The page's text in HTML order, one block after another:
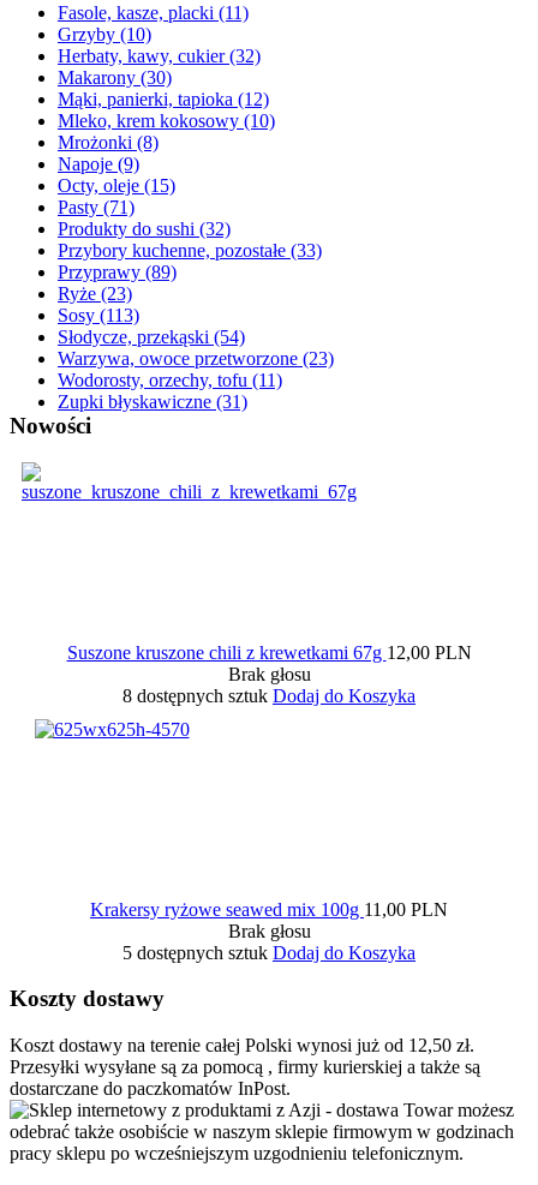
Fasole, kasze, placki (11)
Grzyby (10)
Herbaty, kawy, cukier(32)
Makarony (30)
Mąki, panierki, tapioka (12)
Mleko, krem kokosowy (10)
Mrożonki (8)
Napoje (9)
Octy, oleje (15)
Pasty (71)
Produkty do sushi (32)
Przybory kuchenne, pozostałe (33)
Przyprawy (89)
Ryże (23)
Sosy (113)
Słodycze, przekąski (54)
Warzywa, owoce przetworzone (23)
Wodorosty, orzechy, tofu (11)
Zupki błyskawiczne (31)
Nowości
Suszone kruszone chili z krewetkami 67g 12,00 PLN
Brak głosu
8 dostępnych sztuk Dodaj do Koszyka
Krakersy ryżowe seawed mix 100g 11,00 PLN
Brak głosu
5 dostępnych sztuk Dodaj do Koszyka
Koszty dostawy
Koszt dostawy na terenie całej Polski wynosi już od 12,50 zł.
Przesyłki wysyłane są za pomocą , firmy kurierskiej a także są
dostarczane do paczkomatów InPost.
Towar możesz
odebrać także osobiście w naszym sklepie firmowym w godzinach
pracy sklepu po wcześniejszym uzgodnieniu telefonicznym.